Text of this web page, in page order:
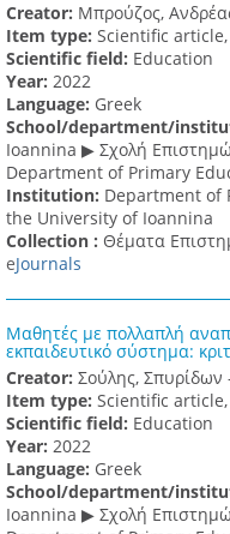
Creator: Μπρούζος,
Item type: Scientific
Scientific field: Education
Υear: 2022
Language: Greek
School/department/
Ioannina ▶ Σχολή
Department of Primary
Institution: Department of
the University of Ioannina
Collection : Θέματα
eJournals
Μαθητές με πολλαπλή
εκπαιδευτικό σύστημα:
Creator: Σούλης, Σπυρίδων
Item type: Scientific
Scientific field: Education
Υear: 2022
Language: Greek
School/department/
Ioannina ▶ Σχολή